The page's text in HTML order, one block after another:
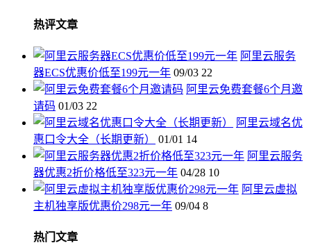
热评文章
阿里云服务
器ECS优惠价低至199元一年 09/03 22
阿里云免费套餐6个月邀
请码 01/03 22
阿里云域名优
惠口令大全（长期更新）
01/01 14
阿里云服务
器优惠2折价格低至323元一年 04/28 10
阿里云虚拟
主机独享版优惠价298元一年 09/04 8
热门文章